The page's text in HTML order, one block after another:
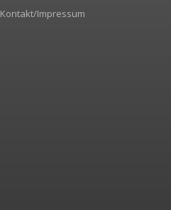
Kontakt/Impressum